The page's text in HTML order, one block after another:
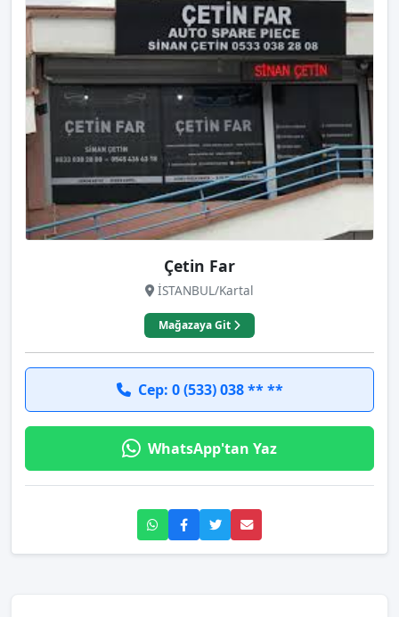
Çetin Far
İSTANBUL/Kartal
Mağazaya Git
Cep: 0 (533) 038 ** **
WhatsApp'tan Yaz